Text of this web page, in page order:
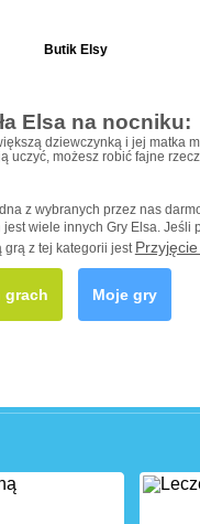
Butik Elsy
Elsa na nocniku:
dziewczynką i jej matka
uczyć, możesz robić fajne
z wybranych przez nas
wiele innych Gry Elsa.
grą z tej kategorii jest
grach Moje gry